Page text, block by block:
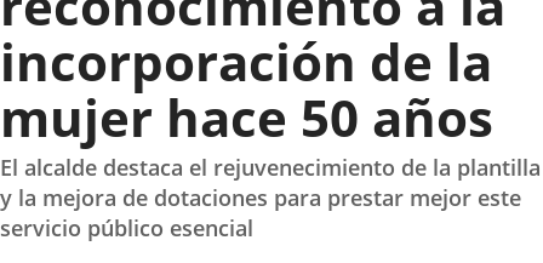
incorporación de la
mujer hace 50 años
El alcalde destaca el rejuvenecimiento de la plantilla
y la mejora de dotaciones para prestar mejor este
servicio público esencial